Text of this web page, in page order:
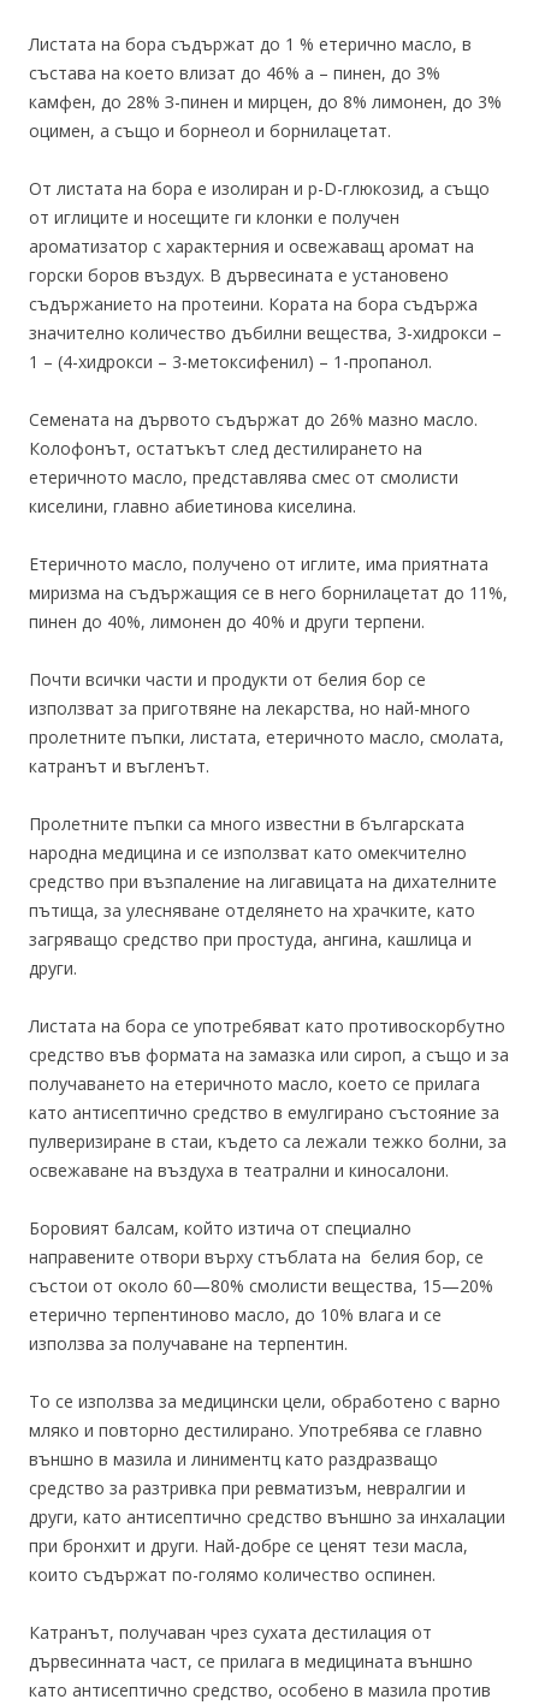
Листата на бора съдържат до 1 % етерично масло, в
състава на което влизат до 46% а – пинен, до 3%
камфен, до 28% З-пинен и мирцен, до 8% лимонен, до 3%
оцимен, а също и борнеол и борнилацетат.
От листата на бора е изолиран и p-D-глюкозид, а също
от иглиците и носещите ги клонки е получен
ароматизатор с характерния и освежаващ аромат на
горски боров въздух. В дървесината е установено
съдържанието на протеини. Кората на бора съдържа
значително количество дъбилни вещества, 3-хидрокси –
1 – (4-хидрокси – 3-метоксифенил) – 1-пропанол.
Семената на дървото съдържат до 26% мазно масло.
Колофонът, остатъкът след дестилирането на
етеричното масло, представлява смес от смолисти
киселини, главно абиетинова киселина.
Етеричното масло, получено от иглите, има приятната
миризма на съдържащия се в него борнилацетат до 11%,
пинен до 40%, лимонен до 40% и други терпени.
Почти всички части и продукти от белия бор се
използват за приготвяне на лекарства, но най-много
пролетните пъпки, листата, етеричното масло, смолата,
катранът и въгленът.
Пролетните пъпки са много известни в българската
народна медицина и се използват като омекчително
средство при възпаление на лигавицата на дихателните
пътища, за улесняване отделянето на храчките, като
загряващо средство при простуда, ангина, кашлица и
други.
Листата на бора се употребяват като противоскорбутно
средство във формата на замазка или сироп, а също и за
получаването на етеричното масло, което се прилага
като антисептично средство в емулгирано състояние за
пулверизиране в стаи, където са лежали тежко болни, за
освежаване на въздуха в театрални и киносалони.
Боровият балсам, който изтича от специално
направените отвори върху стъблата на белия бор, се
състои от около 60—80% смолисти вещества, 15—20%
етерично терпентиново масло, до 10% влага и се
използва за получаване на терпентин.
То се използва за медицински цели, обработено с варно
мляко и повторно дестилирано. Употребява се главно
външно в мазила и линиментц като раздразващо
средство за разтривка при ревматизъм, невралгии и
други, като антисептично средство външно за инхалации
при бронхит и други. Най-добре се ценят тези масла,
които съдържат по-голямо количество оспинен.
Катранът, получаван чрез сухата дестилация от
дървесинната част, се прилага в медицината външно
като антисептично средство, особено в мазила против